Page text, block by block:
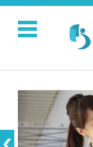
コンテンツに移動